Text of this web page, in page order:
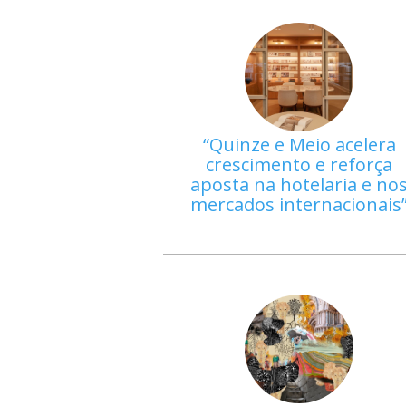
Quinze e Meio acelera
crescimento e reforça
aposta na hotelaria e nos
mercados internacionais